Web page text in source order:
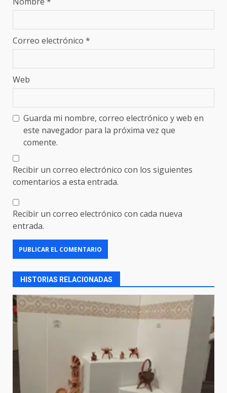
Correo electrónico *
Web
Guarda mi nombre, correo electrónico y web en
este navegador para la próxima vez que
comente.
Recibir un correo electrónico con los siguientes
comentarios a esta entrada.
Recibir un correo electrónico con cada nueva
entrada.
HISTORIAS RELACIONADAS